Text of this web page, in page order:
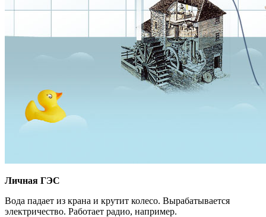
Личная ГЭС
Вода падает из крана и крутит колесо. Вырабатывается
электричество. Работает радио, например.